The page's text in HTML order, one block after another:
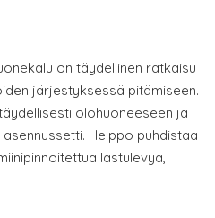
on täydellinen ratkaisu
järjestyksessä pitämiseen.
olohuoneeseen ja
Helppo puhdistaa
lastulevyä,